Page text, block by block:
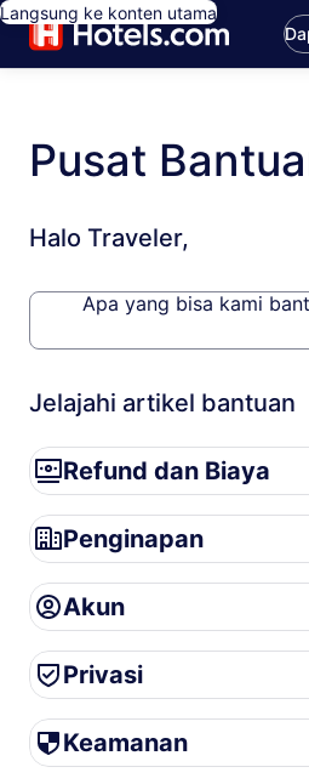
Langsung ke konten utama
Pusat
Halo Traveler,
Apa yang bisa kami
Jelajahi artikel bantuan
Refund dan Biaya
Refund dan Biaya
Penginapan
Penginapan
Akun
Akun
Privasi
Privasi
Keamanan
Keamanan